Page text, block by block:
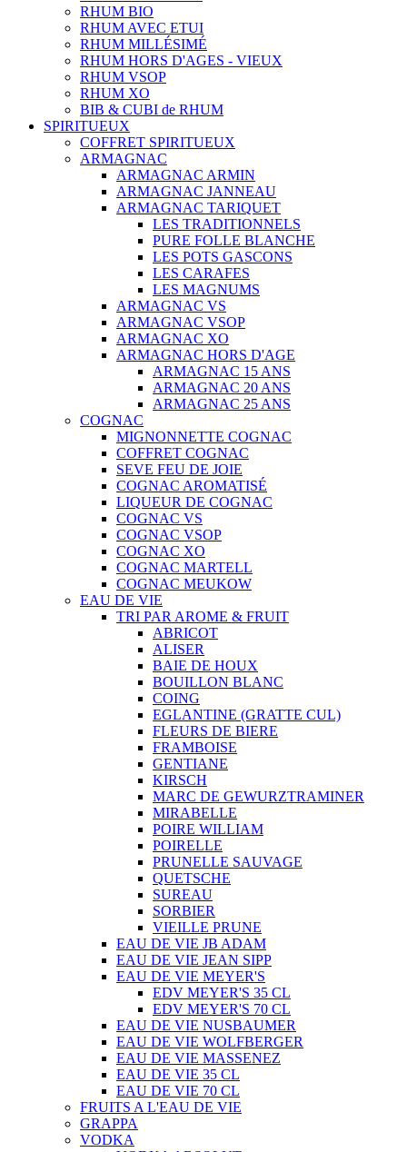
RHUM BIO
RHUM AVEC ETUI
RHUM MILLÉSIMÉ
RHUM HORS D'AGES - VIEUX
RHUM VSOP
RHUM XO
BIB & CUBI de RHUM
SPIRITUEUX
COFFRET SPIRITUEUX
ARMAGNAC
ARMAGNAC ARMIN
ARMAGNAC JANNEAU
ARMAGNAC TARIQUET
LES TRADITIONNELS
PURE FOLLE BLANCHE
LES POTS GASCONS
LES CARAFES
LES MAGNUMS
ARMAGNAC VS
ARMAGNAC VSOP
ARMAGNAC XO
ARMAGNAC HORS D'AGE
ARMAGNAC 15 ANS
ARMAGNAC 20 ANS
ARMAGNAC 25 ANS
COGNAC
MIGNONNETTE COGNAC
COFFRET COGNAC
SEVE FEU DE JOIE
COGNAC AROMATISÉ
LIQUEUR DE COGNAC
COGNAC VS
COGNAC VSOP
COGNAC XO
COGNAC MARTELL
COGNAC MEUKOW
EAU DE VIE
TRI PAR AROME & FRUIT
ABRICOT
ALISER
BAIE DE HOUX
BOUILLON BLANC
COING
EGLANTINE (GRATTE CUL)
FLEURS DE BIERE
FRAMBOISE
GENTIANE
KIRSCH
MARC DE GEWURZTRAMINER
MIRABELLE
POIRE WILLIAM
POIRELLE
PRUNELLE SAUVAGE
QUETSCHE
SUREAU
SORBIER
VIEILLE PRUNE
EAU DE VIE JB ADAM
EAU DE VIE JEAN SIPP
EAU DE VIE MEYER'S
EDV MEYER'S 35 CL
EDV MEYER'S 70 CL
EAU DE VIE NUSBAUMER
EAU DE VIE WOLFBERGER
EAU DE VIE MASSENEZ
EAU DE VIE 35 CL
EAU DE VIE 70 CL
FRUITS A L'EAU DE VIE
GRAPPA
VODKA